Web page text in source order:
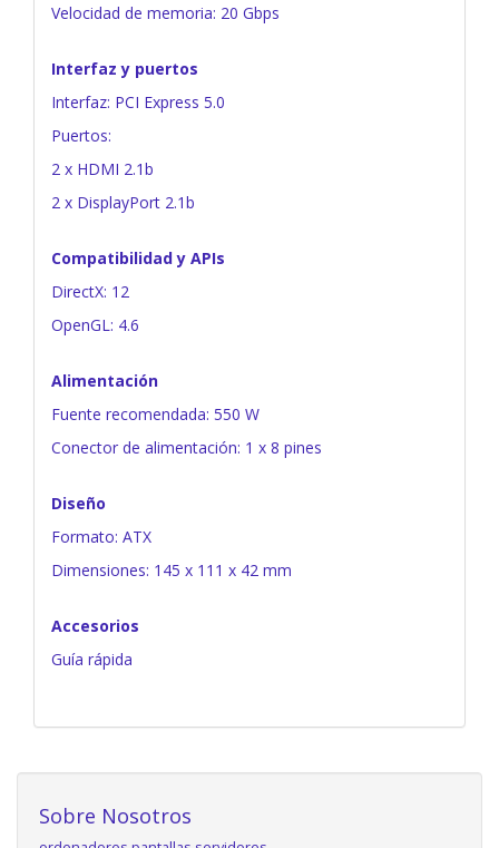
Velocidad de memoria: 20 Gbps
Interfaz y puertos
Interfaz: PCI Express 5.0
Puertos:
2 x HDMI 2.1b
2 x DisplayPort 2.1b
Compatibilidad y APIs
DirectX: 12
OpenGL: 4.6
Alimentación
Fuente recomendada: 550 W
Conector de alimentación: 1 x 8 pines
Diseño
Formato: ATX
Dimensiones: 145 x 111 x 42 mm
Accesorios
Guía rápida
Sobre Nosotros